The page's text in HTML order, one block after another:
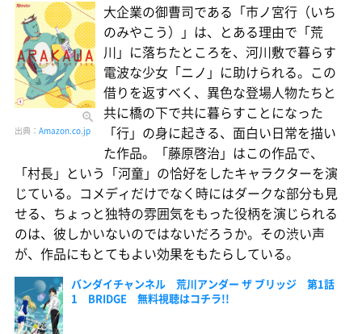
出典： Amazon.co.jp
大企業の御曹司である「市ノ宮行（いち
のみやこう）」は、とある理由で「荒
川」に落ちたところを、河川敷で暮らす
電波な少女「ニノ」に助けられる。この
借りを返すべく、異色な登場人物たちと
共に橋の下で共に暮らすことになった
「行」の身に起きる、面白い日常を描い
た作品。「藤原啓治」はこの作品で、
「村長」という「河童」の恰好をしたキャラクターを演
じている。コメディだけでなく時にはダークな部分も見
せる、ちょっと独特の雰囲気をもった役柄を演じられる
のは、彼しかいないのではないだろうか。その渋い声
が、作品にもとてもよい効果をもたらしている。
バンダイチャンネル 荒川アンダー ザ ブリッジ 第1話
1 BRIDGE 無料視聴はコチラ!!